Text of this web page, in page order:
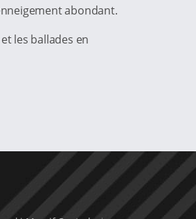
abondant.
les ballades en